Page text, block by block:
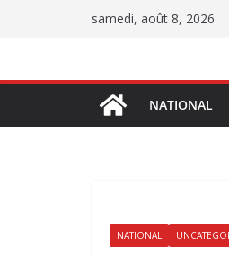
samedi, août 8, 2026
NATIONAL
NATIONAL